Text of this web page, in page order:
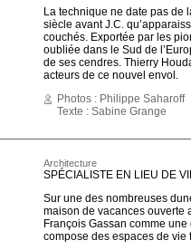
La technique ne date pas de
siècle avant J.C.
couchés. Exportée par les
oubliée dans le Sud de
de ses cendres. Thierry
acteurs de ce nouvel envol.
Photos : Philippe Saharoff
Texte : Sabine Grange
Architecture
SPÉCIALISTE EN LIEU DE
Sur une des nombreuses
maison de vacances ouverte
François Gassan comme
compose des espaces de